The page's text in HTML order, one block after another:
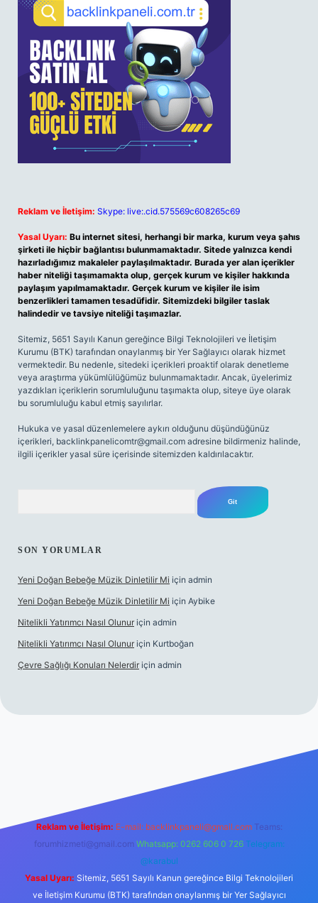
Reklam ve İletişim: Skype: live:.cid.575569c608265c69
Yasal Uyarı: Bu internet sitesi, herhangi bir marka, kurum veya şahıs
şirketi ile hiçbir bağlantısı bulunmamaktadır. Sitede yalnızca kendi
hazırladığımız makaleler paylaşılmaktadır. Burada yer alan içerikler
haber niteliği taşımamakta olup, gerçek kurum ve kişiler hakkında
paylaşım yapılmamaktadır. Gerçek kurum ve kişiler ile isim
benzerlikleri tamamen tesadüfidir. Sitemizdeki bilgiler taslak
halindedir ve tavsiye niteliği taşımazlar.
Sitemiz, 5651 Sayılı Kanun gereğince Bilgi Teknolojileri ve İletişim
Kurumu (BTK) tarafından onaylanmış bir Yer Sağlayıcı olarak hizmet
vermektedir. Bu nedenle, sitedeki içerikleri proaktif olarak denetleme
veya araştırma yükümlülüğümüz bulunmamaktadır. Ancak, üyelerimiz
yazdıkları içeriklerin sorumluluğunu taşımakta olup, siteye üye olarak
bu sorumluluğu kabul etmiş sayılırlar.
Hukuka ve yasal düzenlemelere aykırı olduğunu düşündüğünüz
içerikleri, backlinkpanelicomtr@gmail.com adresine bildirmeniz halinde,
ilgili içerikler yasal süre içerisinde sitemizden kaldırılacaktır.
SON YORUMLAR
Yeni Doğan Bebeğe Müzik Dinletilir Mi için admin
Yeni Doğan Bebeğe Müzik Dinletilir Mi için Aybike
Nitelikli Yatırımcı Nasıl Olunur için admin
Nitelikli Yatırımcı Nasıl Olunur için Kurtboğan
Çevre Sağlığı Konuları Nelerdir için admin
Reklam ve İletişim: E-mail: backlinkpaneli@gmail.com Teams:
forumhizmeti@gmail.com Whatsapp: 0262 606 0 726 Telegram:
@karabul
Yasal Uyarı: Sitemiz, 5651 Sayılı Kanun gereğince Bilgi Teknolojileri
ve İletişim Kurumu (BTK) tarafından onaylanmış bir Yer Sağlayıcı